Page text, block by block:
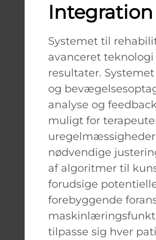
Systemet til
avanceret
resultater.
og
analyse og
muligt for
nødvendige
af algoritmer til
forudsige
forebyggende
tilpasse sig hver